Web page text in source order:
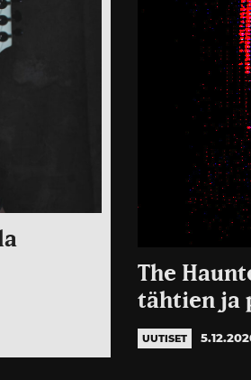
The
tähtien ja
UUTISET